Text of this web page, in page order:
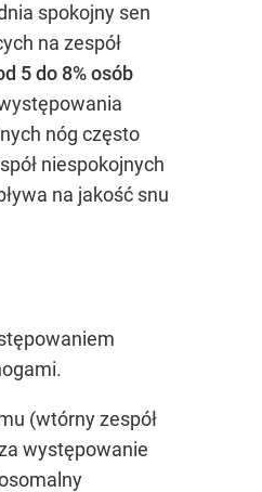
spokojny sen
na zespół
5 do 8% osób
nóg często
niespokojnych
na jakość snu
(wtórny zespół
występowanie